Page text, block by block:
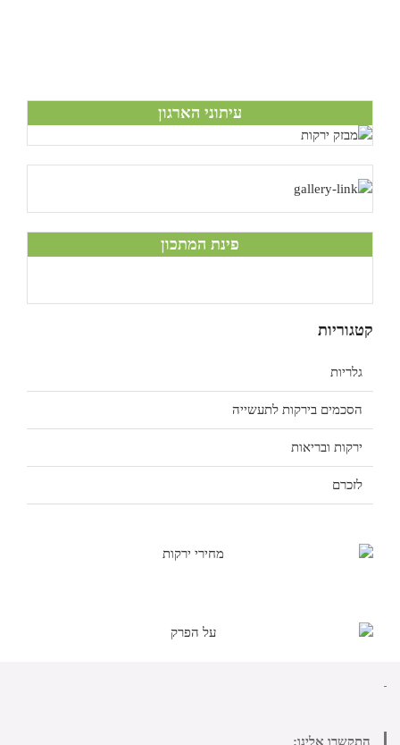
עיתוני הארגון
פינת המתכון
קטגוריות
גלריות
הסכמים בירקות לתעשייה
ירקות ובריאות
לזכרם
התקשרו אלינו: